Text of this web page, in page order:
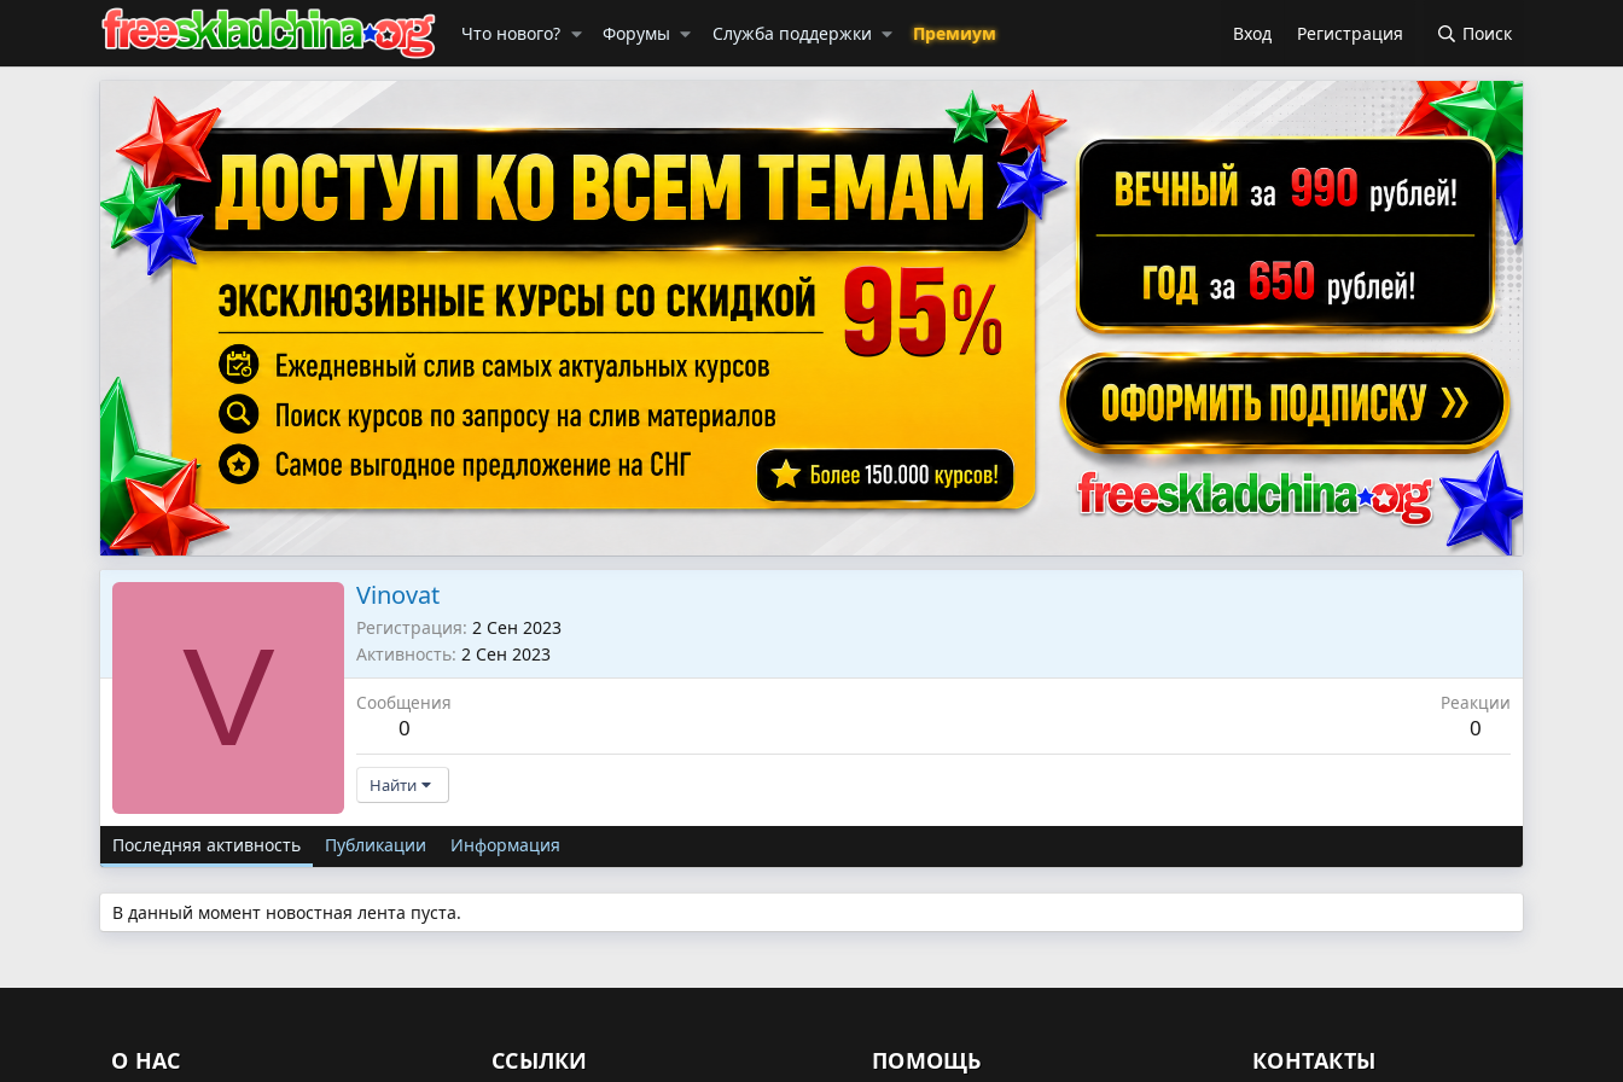
Что нового? Форумы Служба поддержки Премиум Вход Регистрация Поиск
V
Vinovat
Регистрация 2 Сен 2023
Активность 2 Сен 2023
Сообщения
0
Реакции
0
Найти
Последняя активность Публикации Информация
В данный момент новостная лента пуста.
О НАС ССЫЛКИ ПОМОЩЬ КОНТАКТЫ